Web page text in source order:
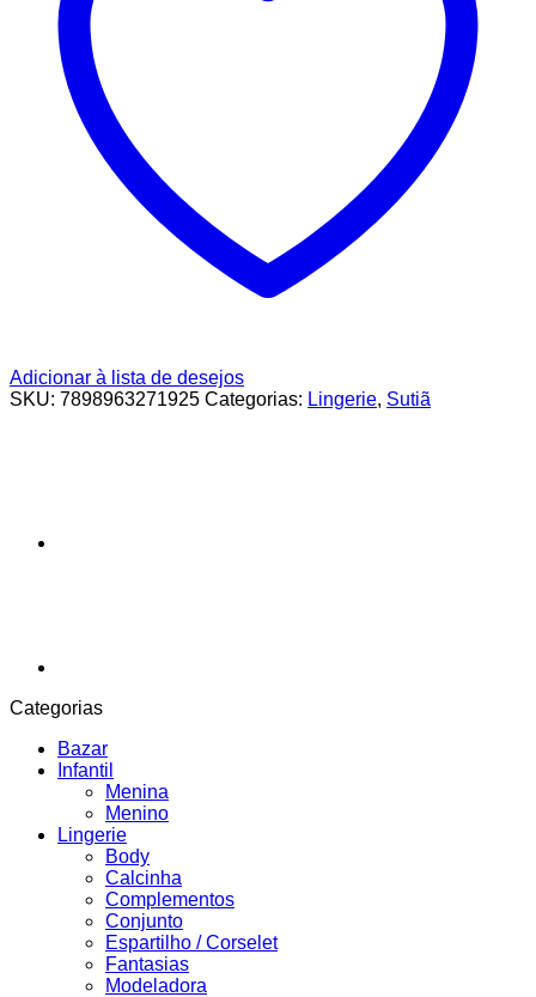
Adicionar à lista de desejos
SKU: 7898963271925 Categorias: Lingerie, Sutiã
Categorias
Bazar
Infantil
Menina
Menino
Lingerie
Body
Calcinha
Complementos
Conjunto
Espartilho / Corselet
Fantasias
Modeladora